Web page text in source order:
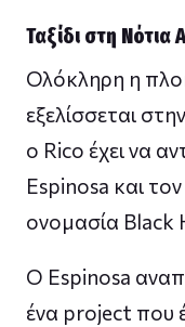
Ταξίδι στη Νότια
Ολόκληρη η
εξελίσσεται
ο Rico έχει να
Espinosa και
ονομασία Black
Ο Espinosa
ένα project που